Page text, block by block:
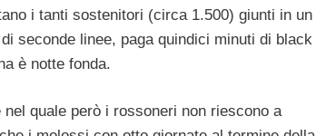
i tanti sostenitori (circa 1.500) giunti in un
seconde linee, paga quindici minuti di black
è notte fonda.
quale però i rossoneri non riescono a